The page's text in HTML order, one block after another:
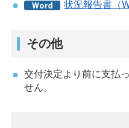
状況報告書（
その他
交付決定より前に支払
せん。